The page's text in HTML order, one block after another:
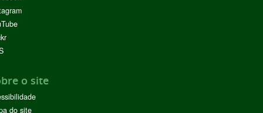
o site
do site